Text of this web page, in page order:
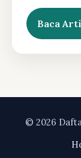
Baca
© 2026